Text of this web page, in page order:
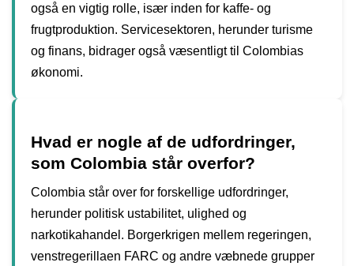
også en vigtig rolle, især inden for kaffe- og
frugtproduktion. Servicesektoren, herunder turisme
og finans, bidrager også væsentligt til Colombias
økonomi.
Hvad er nogle af de udfordringer,
som Colombia står overfor?
Colombia står over for forskellige udfordringer,
herunder politisk ustabilitet, ulighed og
narkotikahandel. Borgerkrigen mellem regeringen,
venstregerillaen FARC og andre væbnede grupper